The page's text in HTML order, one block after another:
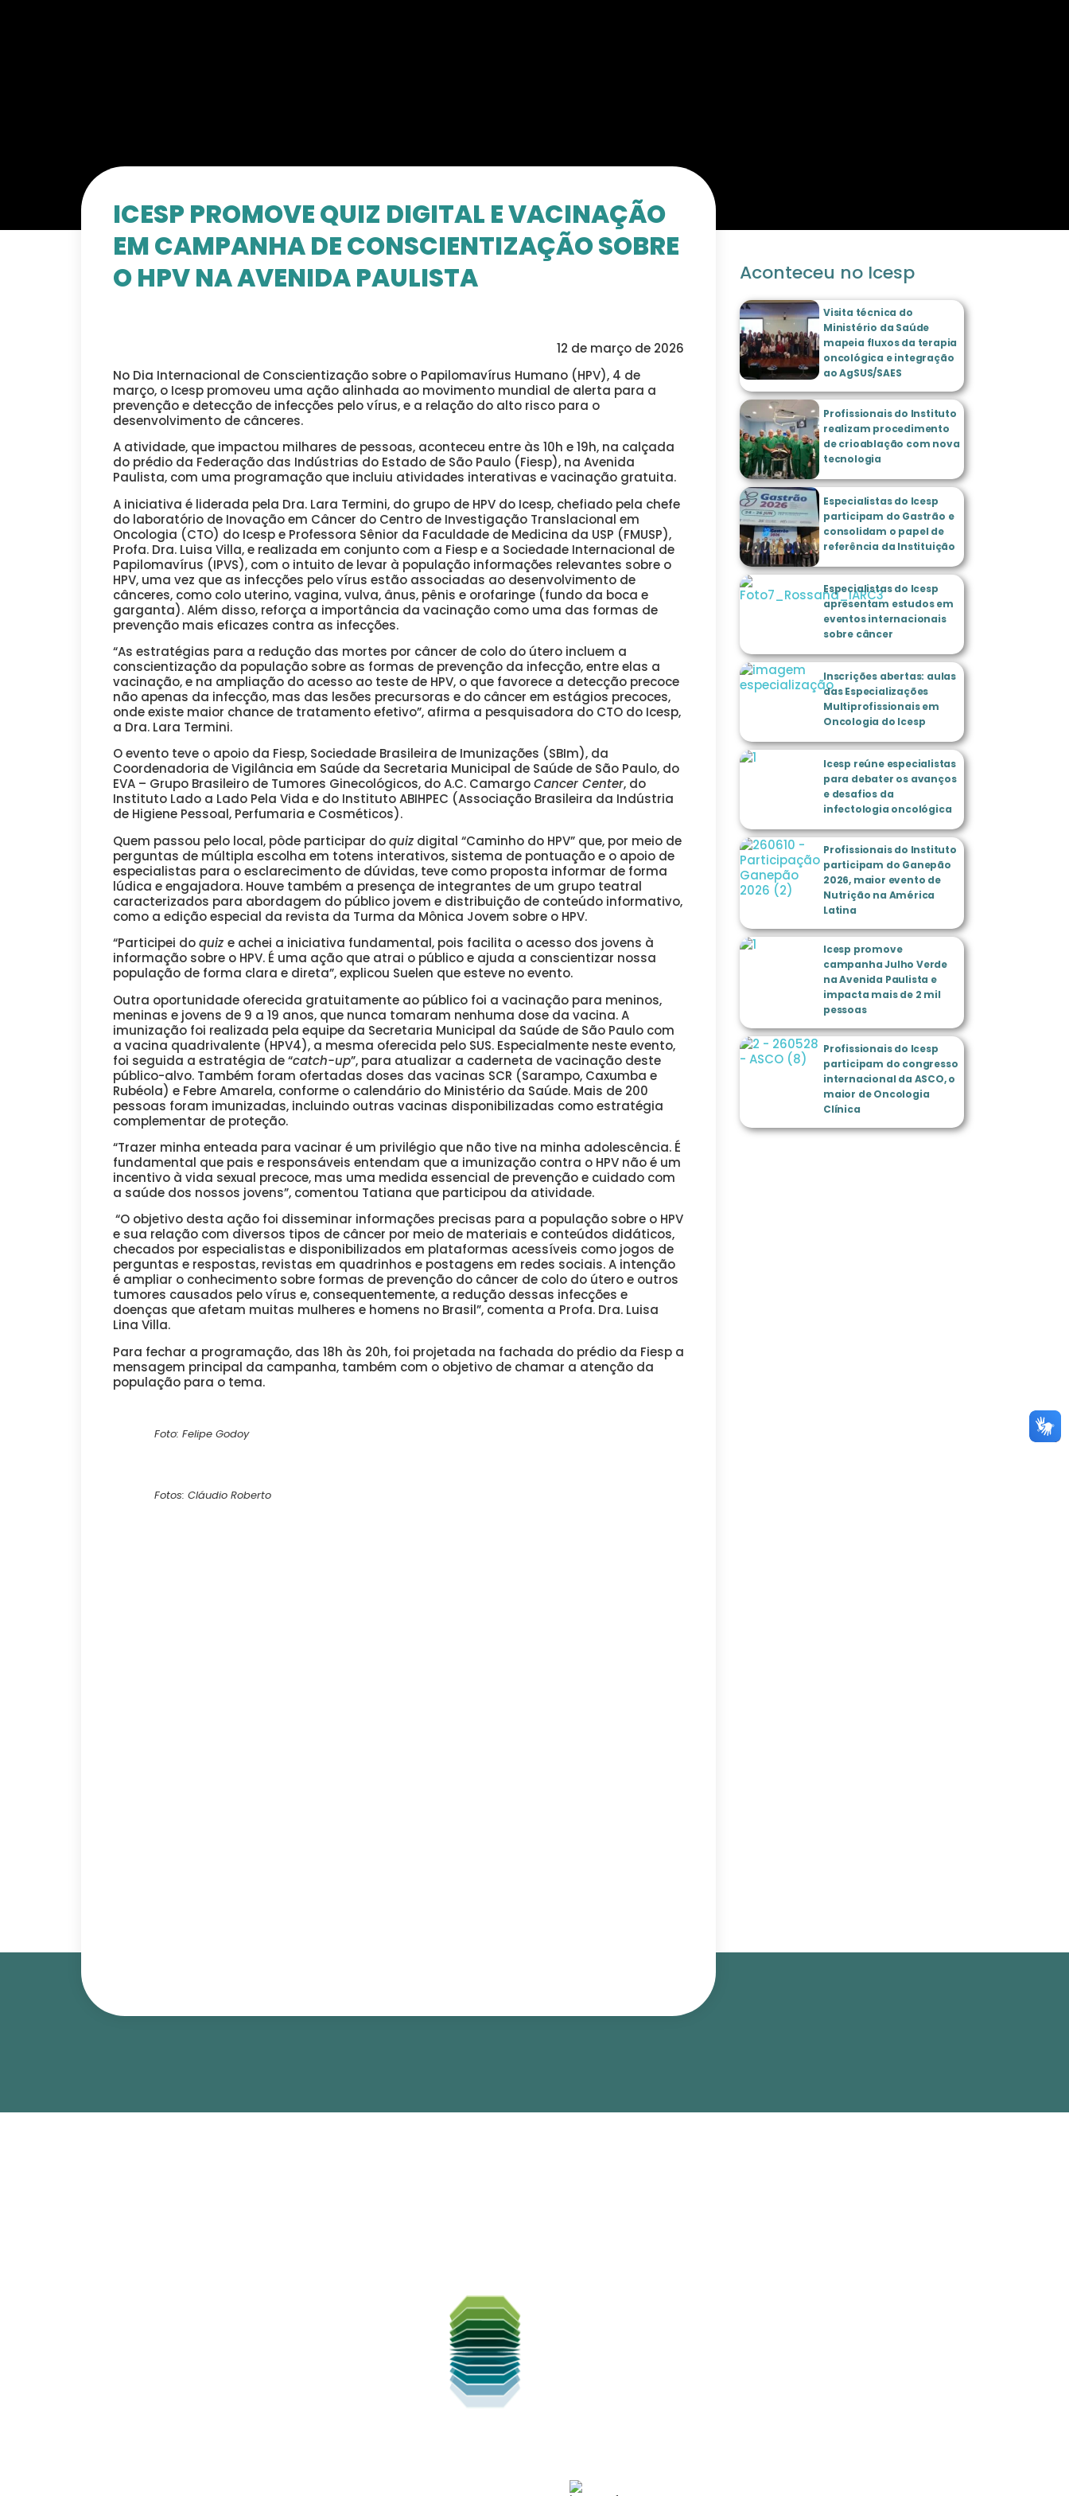
ICESP PROMOVE QUIZ DIGITAL E VACINAÇÃO
EM CAMPANHA DE CONSCIENTIZAÇÃO SOBRE
O HPV NA AVENIDA PAULISTA
12 de março de 2026
No Dia Internacional de Conscientização sobre o Papilomavírus Humano (HPV), 4 de
março, o Icesp promoveu uma ação alinhada ao movimento mundial de alerta para a
prevenção e detecção de infecções pelo vírus, e a relação do alto risco para o
desenvolvimento de cânceres.
A atividade, que impactou milhares de pessoas, aconteceu entre às 10h e 19h, na calçada
do prédio da Federação das Indústrias do Estado de São Paulo (Fiesp), na Avenida
Paulista, com uma programação que incluiu atividades interativas e vacinação gratuita.
A iniciativa é liderada pela Dra. Lara Termini, do grupo de HPV do Icesp, chefiado pela chefe
do laboratório de Inovação em Câncer do Centro de Investigação Translacional em
Oncologia (CTO) do Icesp e Professora Sênior da Faculdade de Medicina da USP (FMUSP),
Profa. Dra. Luisa Villa, e realizada em conjunto com a Fiesp e a Sociedade Internacional de
Papilomavírus (IPVS), com o intuito de levar à população informações relevantes sobre o
HPV, uma vez que as infecções pelo vírus estão associadas ao desenvolvimento de
cânceres, como colo uterino, vagina, vulva, ânus, pênis e orofaringe (fundo da boca e
garganta). Além disso, reforça a importância da vacinação como uma das formas de
prevenção mais eficazes contra as infecções.
“As estratégias para a redução das mortes por câncer de colo do útero incluem a
conscientização da população sobre as formas de prevenção da infecção, entre elas a
vacinação, e na ampliação do acesso ao teste de HPV, o que favorece a detecção precoce
não apenas da infecção, mas das lesões precursoras e do câncer em estágios precoces,
onde existe maior chance de tratamento efetivo”, afirma a pesquisadora do CTO do Icesp,
a Dra. Lara Termini.
O evento teve o apoio da Fiesp, Sociedade Brasileira de Imunizações (SBIm), da
Coordenadoria de Vigilância em Saúde da Secretaria Municipal de Saúde de São Paulo, do
EVA – Grupo Brasileiro de Tumores Ginecológicos, do A.C. CamargoCancer Center, do
Instituto Lado a Lado Pela Vida e do Instituto ABIHPEC (Associação Brasileira da Indústria
de Higiene Pessoal, Perfumaria e Cosméticos).
Quem passou pelo local, pôde participar doquiz digital “Caminho do HPV” que, por meio de
perguntas de múltipla escolha em totens interativos, sistema de pontuação e o apoio de
especialistas para o esclarecimento de dúvidas, teve como proposta informar de forma
lúdica e engajadora. Houve também a presença de integrantes de um grupo teatral
caracterizados para abordagem do público jovem e distribuição de conteúdo informativo,
como a edição especial da revista da Turma da Mônica Jovem sobre o HPV.
“Participei doquiz e achei a iniciativa fundamental, pois facilita o acesso dos jovens à
informação sobre o HPV. É uma ação que atrai o público e ajuda a conscientizar nossa
população de forma clara e direta”, explicou Suelen que esteve no evento.
Outra oportunidade oferecida gratuitamente ao público foi a vacinação para meninos,
meninas e jovens de 9 a 19 anos, que nunca tomaram nenhuma dose da vacina. A
imunização foi realizada pela equipe da Secretaria Municipal da Saúde de São Paulo com
a vacina quadrivalente (HPV4), a mesma oferecida pelo SUS. Especialmente neste evento,
foi seguida a estratégia de “catch-up”, para atualizar a caderneta de vacinação deste
público-alvo. Também foram ofertadas doses das vacinas SCR (Sarampo, Caxumba e
Rubéola) e Febre Amarela, conforme o calendário do Ministério da Saúde. Mais de 200
pessoas foram imunizadas, incluindo outras vacinas disponibilizadas como estratégia
complementar de proteção.
“Trazer minha enteada para vacinar é um privilégio que não tive na minha adolescência. É
fundamental que pais e responsáveis entendam que a imunização contra o HPV não é um
incentivo à vida sexual precoce, mas uma medida essencial de prevenção e cuidado com
a saúde dos nossos jovens”, comentou Tatiana que participou da atividade.
“O objetivo desta ação foi disseminar informações precisas para a população sobre o HPV
e sua relação com diversos tipos de câncer por meio de materiais e conteúdos didáticos,
checados por especialistas e disponibilizados em plataformas acessíveis como jogos de
perguntas e respostas, revistas em quadrinhos e postagens em redes sociais. A intenção
é ampliar o conhecimento sobre formas de prevenção do câncer de colo do útero e outros
tumores causados pelo vírus e, consequentemente, a redução dessas infecções e
doenças que afetam muitas mulheres e homens no Brasil”, comenta a Profa. Dra. Luisa
Lina Villa.
Para fechar a programação, das 18h às 20h, foi projetada na fachada do prédio da Fiesp a
mensagem principal da campanha, também com o objetivo de chamar a atenção da
população para o tema.
Foto: Felipe Godoy
Fotos: Cláudio Roberto
Aconteceu no Icesp
Visita técnica do
Ministério da Saúde
mapeia fluxos da terapia
oncológica e integração
ao AgSUS/SAES
Profissionais do Instituto
realizam procedimento
de crioablação com nova
tecnologia
Especialistas do Icesp
participam do Gastrão e
consolidam o papel de
referência da Instituição
Especialistas do Icesp
apresentam estudos em
eventos internacionais
sobre câncer
Inscrições abertas: aulas
das Especializações
Multiprofissionais em
Oncologia do Icesp
Icesp reúne especialistas
para debater os avanços
e desafios da
infectologia oncológica
Profissionais do Instituto
participam do Ganepão
2026, maior evento de
Nutrição na América
Latina
Icesp promove
campanha Julho Verde
na Avenida Paulista e
impacta mais de 2 mil
pessoas
Profissionais do Icesp
participam do congresso
internacional da ASCO, o
maior de Oncologia
Clínica